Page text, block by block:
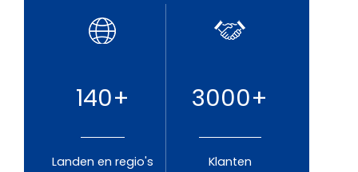
140+
Landen en regio's
3000+
Klanten